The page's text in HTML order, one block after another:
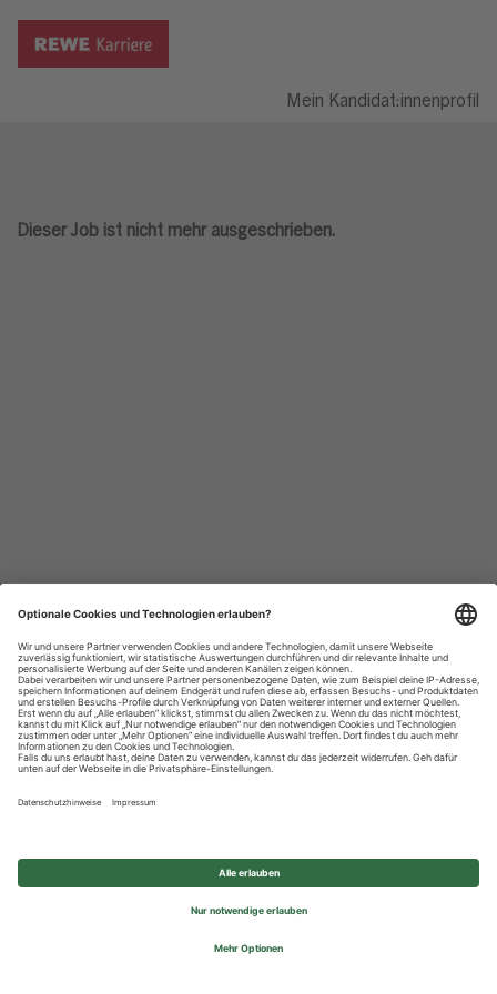
Mein Kandidat:innenprofil
Dieser Job ist nicht mehr ausgeschrieben.
Datenschutzhinweise
Impressum
Privatsphäre-Einstellungen
© 2026 REWE Group - All rights reserved